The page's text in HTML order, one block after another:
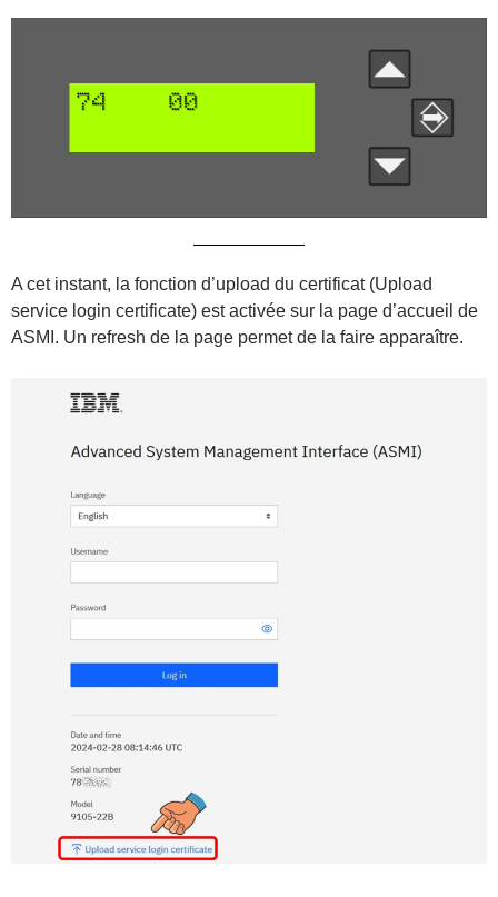
A cet instant, la fonction d’upload du certificat (Upload
service login certificate) est activée sur la page d’accueil de
ASMI. Un refresh de la page permet de la faire apparaître.